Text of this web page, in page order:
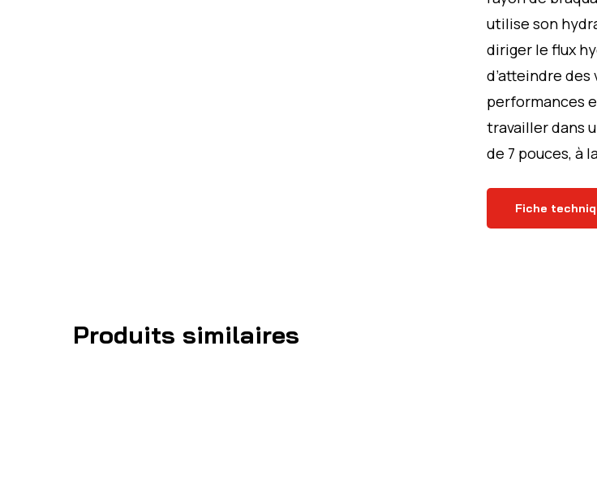
utilise son
diriger le flux
d’atteindre
performances
travailler dans
de 7 pouces, à
Fiche
Produits similaires